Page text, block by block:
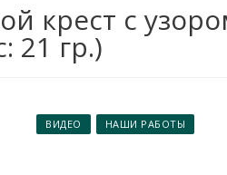
крест с
21 гр.)
ВИДЕО НАШИ РАБОТЫ